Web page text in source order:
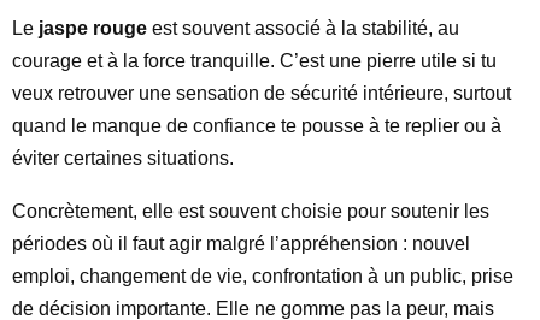
Le jaspe rouge est souvent associé à la stabilité, au
courage et à la force tranquille. C’est une pierre utile si tu
veux retrouver une sensation de sécurité intérieure, surtout
quand le manque de confiance te pousse à te replier ou à
éviter certaines situations.
Concrètement, elle est souvent choisie pour soutenir les
périodes où il faut agir malgré l’appréhension : nouvel
emploi, changement de vie, confrontation à un public, prise
de décision importante. Elle ne gomme pas la peur, mais